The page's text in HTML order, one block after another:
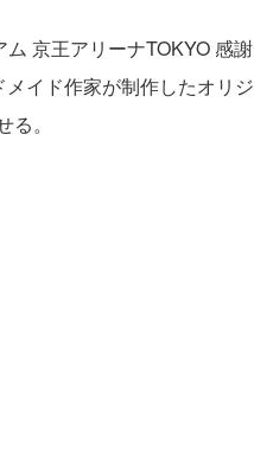
京王アリーナTOKYO
イド作家が制作したオ
。